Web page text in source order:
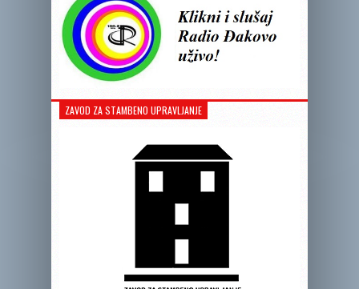
ZAVOD ZA STAMBENO UPRAVLJANJE